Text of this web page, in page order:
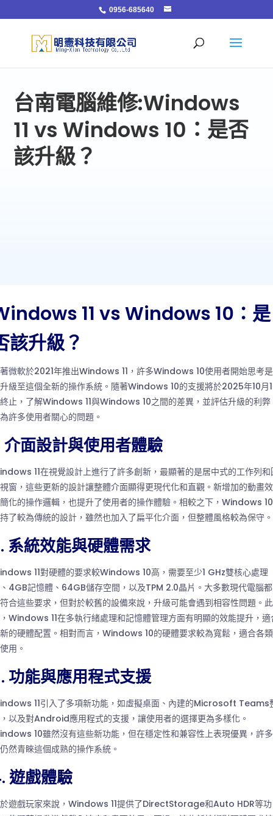
0956-685640
台南電腦維修:Windows
11 vs Windows 10：是否
該升級？
11 vs Windows 10：是
該升級？
微軟於2021年推出Windows 11，許多Windows 10使用者開始思考
級至這個全新的操作系統。隨著Windows 10的支援將於2025年10月
止，了解Windows 11與Windows 10之間的差異，並評估升級的利弊
許多使用者關心的問題。
介面設計與使用者體驗
11在視覺設計上進行了許多創新，最顯著的是居中式的工作列和
窗，這些更新的設計讓整體介面顯得更現代化和直觀。新增加的動畫
化的操作邏輯，也提升了使用者的操作體驗。相較之下，Windows
了較為傳統的設計，雖然也加入了扁平化介面，但整體風格較為保守。
系統效能與硬體需求
11對硬體的要求較Windows 10高，需要至少1 GHz雙核心處理
4GB記憶體、64GB儲存空間，以及TPM 2.0晶片。大多數現代電腦
合這些要求，但對於較舊的設備來說，升級可能會遇到相容性問題。此
Windows 11在多執行緒處理和記憶體管理方面有明顯的效能提升，適
的硬體配置。相對而言，Windows 10的硬體要求較為寬鬆，適合各
用。
功能與應用程式支援
11引入了多項新功能，如虛擬桌面、內建的Microsoft Teams
以及對Android應用程式的支援，讓使用者的選擇更為多樣化。
10雖然沒有這些新功能，但在穩定性和兼容性上表現優異，許
然青睞這個成熟的操作系統。
遊戲體驗
遊戲玩家來說，Windows 11提供了DirectStorage和Auto HDR等功